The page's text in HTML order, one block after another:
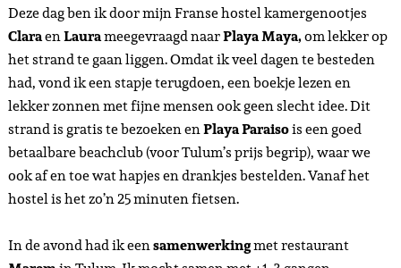
Deze dag ben ik door mijn Franse hostel kamergenootjes
ClaraenLaurameegevraagd naarPlaya Maya,om lekker op
het strand te gaan liggen. Omdat ik veel dagen te besteden
had, vond ik een stapje terugdoen, een boekje lezen en
lekker zonnen met fijne mensen ook geen slecht idee. Dit
strand is gratis te bezoeken enPlaya Paraisois een goed
betaalbare beachclub (voor Tulum’s prijs begrip), waar we
ook af en toe wat hapjes en drankjes bestelden. Vanaf het
hostel is het zo’n 25 minuten fietsen.
In de avond had ik eensamenwerkingmet restaurant